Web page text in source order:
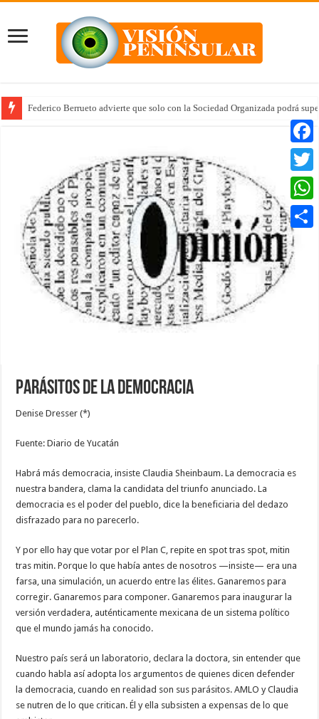
Federico Berrueto advierte que solo con la Sociedad Organizada podrá
Parásitos de la democracia
Denise Dresser (*)
Fuente: Diario de Yucatán
Habrá más democracia, insiste Claudia Sheinbaum. La democracia es
nuestra bandera, clama la candidata del triunfo anunciado. La
democracia es el poder del pueblo, dice la beneficiaria del dedazo
disfrazado para no parecerlo.
Y por ello hay que votar por el Plan C, repite en spot tras spot, mitin
tras mitin. Porque lo que había antes de nosotros —insiste— era una
farsa, una simulación, un acuerdo entre las élites. Ganaremos para
corregir. Ganaremos para componer. Ganaremos para inaugurar la
versión verdadera, auténticamente mexicana de un sistema político
que el mundo jamás ha conocido.
Nuestro país será un laboratorio, declara la doctora, sin entender que
cuando habla así adopta los argumentos de quienes dicen defender
la democracia, cuando en realidad son sus parásitos. AMLO y Claudia
se nutren de lo que critican. Él y ella subsisten a expensas de lo que
Twitter